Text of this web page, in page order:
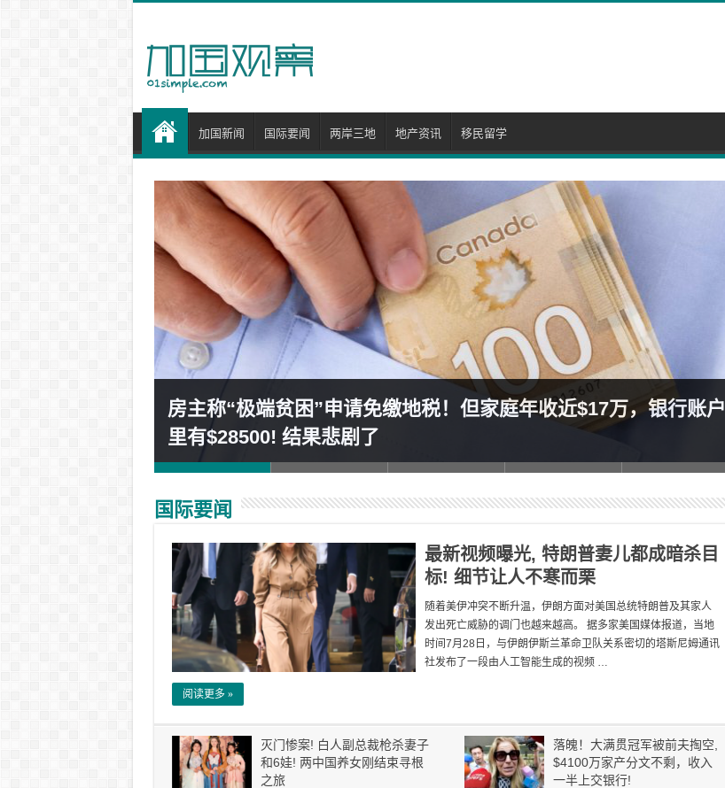
加国新闻 国际要闻 两岸三地 地产资讯 移民留学
房主称“极端贫困”申请免缴地税！但家庭年收近$17万，银行账户
里有$28500! 结果悲剧了
国际要闻
最新视频曝光, 特朗普妻儿都成暗杀目
标! 细节让人不寒而栗
随着美伊冲突不断升温，伊朗方面对美国总统特朗普及其家人
发出死亡威胁的调门也越来越高。 据多家美国媒体报道，当地
时间7月28日，与伊朗伊斯兰革命卫队关系密切的塔斯尼姆通讯
社发布了一段由人工智能生成的视频 …
阅读更多 »
灭门惨案! 白人副总裁枪杀妻子
和6娃! 两中国养女刚结束寻根
之旅
落魄！大满贯冠军被前夫掏空,
$4100万家产分文不剩，收入
一半上交银行!